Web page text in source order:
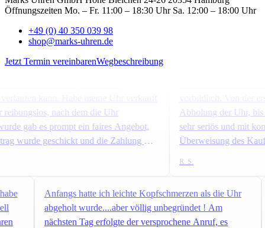
Öffnungszeiten Mo. – Fr. 11:00 – 18:30 Uhr Sa. 12:00 – 18:00 Uhr
+49 (0) 40 350 039 98
shop@marks-uhren.de
Jetzt Termin vereinbarenWegbeschreibung
nach dem die Uhr
gab es prompt ein faires Angebot,
wurde geschickt und die Zahlung war
Abholung der Uhr, bis
sehr seriös und mit
Überweisung des
R. S.
habe
Anfangs hatte ich leichte Kopfschmerzen als die Uhr
abgeholt wurde....aber völlig unbegründet ! Am
nächsten Tag erfolgte der versprochene Anruf, es